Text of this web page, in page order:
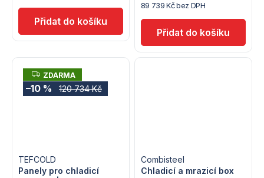
89 739 Kč bez DPH
Z
D
A
R
ZDARMA
120 734 Kč
–10 %
Panely pro chladicí
TEFCOLD
Chladicí a mrazicí box
Combisteel